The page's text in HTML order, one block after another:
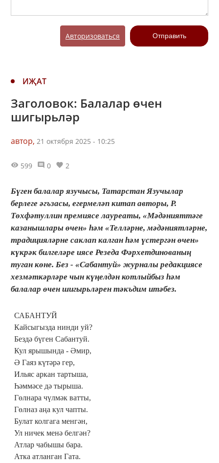
Авторизоваться Отправить
ИҖАТ
Заголовок: Балалар өчен
шигырьләр
автор, 21 октября 2025 - 10:25
599 0 2
Бүген балалар язучысы, Татарстан Язучылар
берлеге әгъзасы, егермеләп китап авторы, Р.
Төхфәтуллин премиясе лауреаты, «Мәдәнияттәге
казанышлары өчен» һәм «Телләрне, мәдәниятләрне,
традицияләрне саклап калган һәм үстергән өчен»
күкрәк билгеләре иясе Резеда Фәрхетдинованың
туган көне. Без - «Сабантуй» журналы редакциясе
хезмәткәрләре чын күңелдән котлыйбыз һәм
балалар өчен шигырьләрен тәкъдим итәбез.
САБАНТУЙ
Кайсыгызда нинди уй?
Бездә бүген Сабантуй.
Кул ярышында - Әмир,
Ә Гаяз күтәрә гер,
Ильяс аркан тартыша,
Һәммәсе дә тырыша.
Гөлнара чүлмәк ватты,
Гөлназ аңа кул чапты.
Булат колгага менгән,
Ул ничек менә белгән?
Атлар чабышы бара.
Атка атланган Гата.